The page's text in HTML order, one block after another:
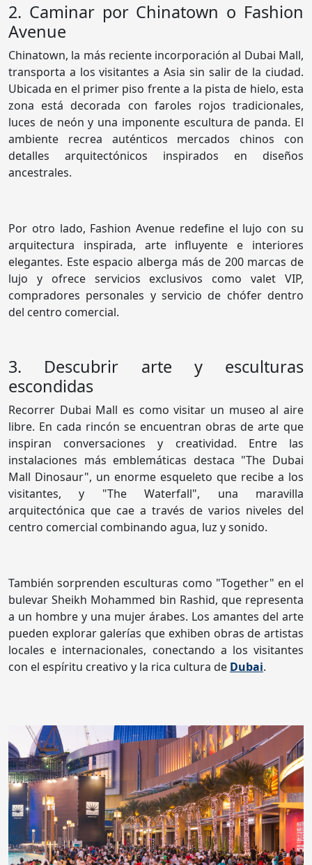
2. Caminar por Chinatown o Fashion
Avenue
Chinatown, la más reciente incorporación al Dubai Mall,
transporta a los visitantes a Asia sin salir de la ciudad.
Ubicada en el primer piso frente a la pista de hielo, esta
zona está decorada con faroles rojos tradicionales,
luces de neón y una imponente escultura de panda. El
ambiente recrea auténticos mercados chinos con
detalles arquitectónicos inspirados en diseños
ancestrales.
Por otro lado, Fashion Avenue redefine el lujo con su
arquitectura inspirada, arte influyente e interiores
elegantes. Este espacio alberga más de 200 marcas de
lujo y ofrece servicios exclusivos como valet VIP,
compradores personales y servicio de chófer dentro
del centro comercial.
3. Descubrir arte y esculturas
escondidas
Recorrer Dubai Mall es como visitar un museo al aire
libre. En cada rincón se encuentran obras de arte que
inspiran conversaciones y creatividad. Entre las
instalaciones más emblemáticas destaca "The Dubai
Mall Dinosaur", un enorme esqueleto que recibe a los
visitantes, y "The Waterfall", una maravilla
arquitectónica que cae a través de varios niveles del
centro comercial combinando agua, luz y sonido.
También sorprenden esculturas como "Together" en el
bulevar Sheikh Mohammed bin Rashid, que representa
a un hombre y una mujer árabes. Los amantes del arte
pueden explorar galerías que exhiben obras de artistas
locales e internacionales, conectando a los visitantes
con el espíritu creativo y la rica cultura de Dubai.